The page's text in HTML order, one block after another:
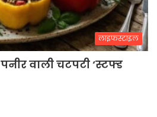
लाइफस्टाइल
वाली चटपटी ‘स्टफ्ड